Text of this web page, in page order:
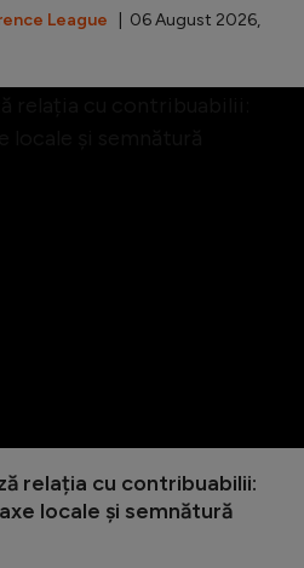
League | 06 August 2026,
relația cu contribuabilii:
locale și semnătură